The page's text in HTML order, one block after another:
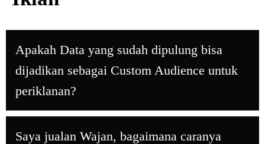
Apakah Data yang sudah dipulung bisa
dijadikan sebagai Custom Audience untuk
periklanan?
Saya jualan Wajan, bagaimana caranya